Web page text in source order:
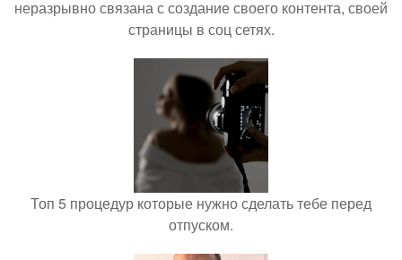
неразрывно связана с создание своего контента, своей
страницы в соц сетях.
Топ 5 процедур которые нужно сделать тебе перед
отпуском.